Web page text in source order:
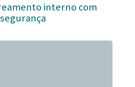
interno com
segurança